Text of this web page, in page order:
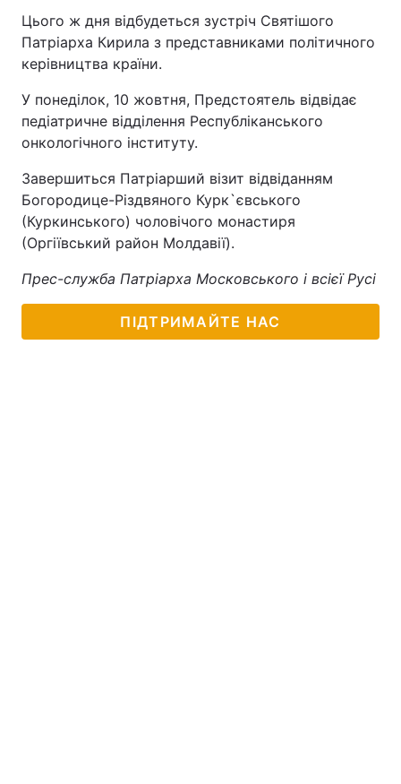
Відео з Youtube Статті
Інтерв'ю
Архів Вакансії
Контакти
Послуги
Цього ж дня відбудеться зустріч Святішого
Патріарха Кирила з представниками політичного
керівництва країни.
У понеділок, 10 жовтня, Предстоятель відвідає
педіатричне відділення Республіканського
онкологічного інституту.
Завершиться Патріарший візит відвіданням
Богородице-Різдвяного Курк`євського
(Куркинського) чоловічого монастиря
(Оргіївський район Молдавії).
Прес-служба Патріарха Московського і всієї Русі
ПІДТРИМАЙТЕ НАС